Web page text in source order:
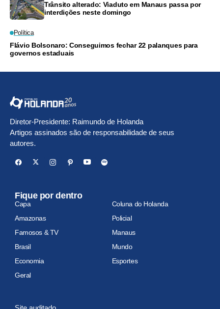
Trânsito alterado: Viaduto em Manaus passa por
interdições neste domingo
Política
Flávio Bolsonaro: Conseguimos fechar 22 palanques para
governos estaduais
Diretor-Presidente: Raimundo de Holanda
Artigos assinados são de responsabilidade de seus
autores.
Fique por dentro
Capa
Coluna do Holanda
Amazonas
Policial
Famosos & TV
Manaus
Brasil
Mundo
Economia
Esportes
Geral